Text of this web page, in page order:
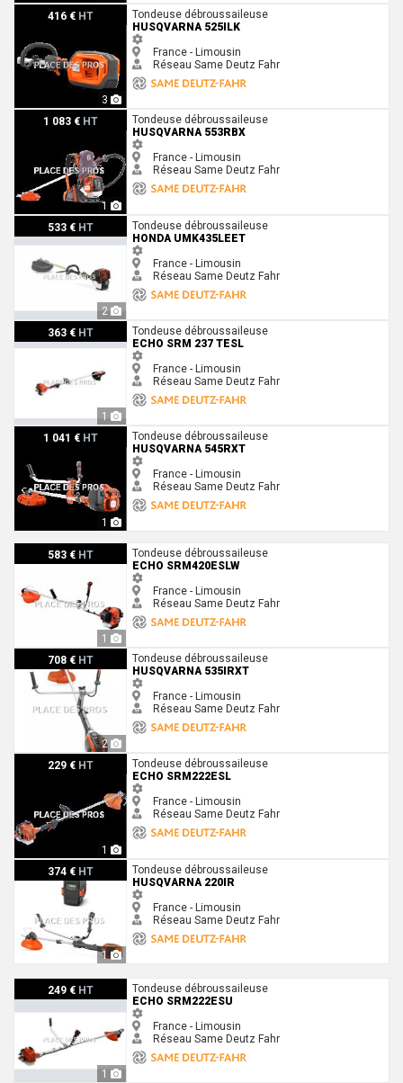
416 € HT
3
Husqvarna 525iLK
Tondeuse débroussaileuse
HUSQVARNA 525ILK
France - Limousin
Réseau Same Deutz Fahr
1 083 € HT
1
Husqvarna 553RBX
Tondeuse débroussaileuse
HUSQVARNA 553RBX
France - Limousin
Réseau Same Deutz Fahr
533 € HT
2
Honda UMK435LEET
Tondeuse débroussaileuse
HONDA UMK435LEET
France - Limousin
Réseau Same Deutz Fahr
363 € HT
1
Echo SRM 237 TESL
Tondeuse débroussaileuse
ECHO SRM 237 TESL
France - Limousin
Réseau Same Deutz Fahr
1 041 € HT
1
Husqvarna 545RXT
Tondeuse débroussaileuse
HUSQVARNA 545RXT
France - Limousin
Réseau Same Deutz Fahr
583 € HT
1
Echo SRM420ESLW
Tondeuse débroussaileuse
ECHO SRM420ESLW
France - Limousin
Réseau Same Deutz Fahr
708 € HT
2
Husqvarna 535IRXT
Tondeuse débroussaileuse
HUSQVARNA 535IRXT
France - Limousin
Réseau Same Deutz Fahr
229 € HT
1
Echo SRM222ESL
Tondeuse débroussaileuse
ECHO SRM222ESL
France - Limousin
Réseau Same Deutz Fahr
374 € HT
1
Husqvarna 220iR
Tondeuse débroussaileuse
HUSQVARNA 220IR
France - Limousin
Réseau Same Deutz Fahr
249 € HT
1
Echo SRM222ESU
Tondeuse débroussaileuse
ECHO SRM222ESU
France - Limousin
Réseau Same Deutz Fahr